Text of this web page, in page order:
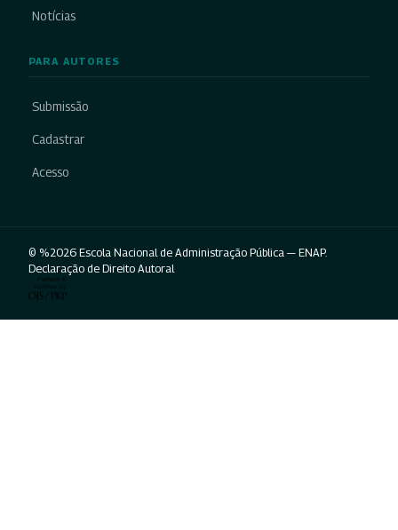
Notícias
PARA AUTORES
Submissão
Cadastrar
Acesso
© %2026 Escola Nacional de Administração Pública — ENAP.
Declaração de Direito Autoral